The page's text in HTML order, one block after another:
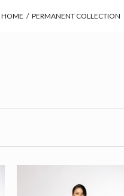
HOME / PERMANENT COLLECTION